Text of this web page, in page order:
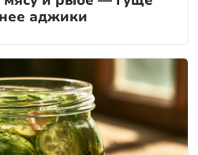
аджики